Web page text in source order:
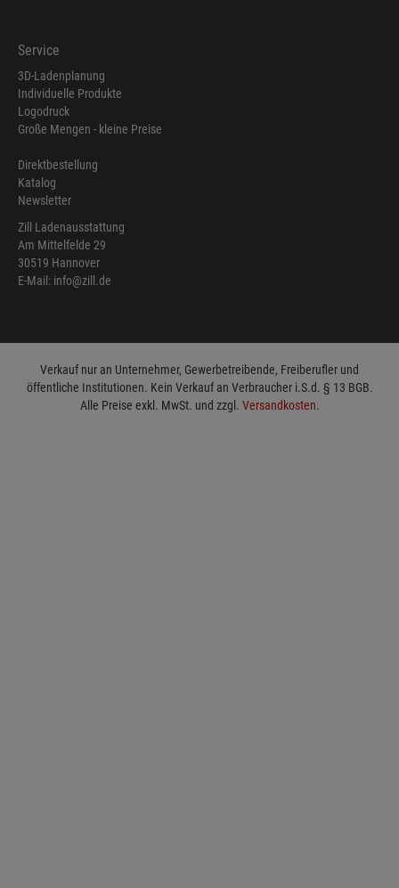
Service
3D-Ladenplanung
Individuelle Produkte
Logodruck
Große Mengen - kleine Preise
Direktbestellung
Katalog
Newsletter
Zill Ladenausstattung
Am Mittelfelde 29
30519 Hannover
E-Mail: info@zill.de
Verkauf nur an Unternehmer, Gewerbetreibende, Freiberufler und
öffentliche Institutionen. Kein Verkauf an Verbraucher i.S.d. § 13 BGB.
Alle Preise exkl. MwSt. und zzgl. Versandkosten.